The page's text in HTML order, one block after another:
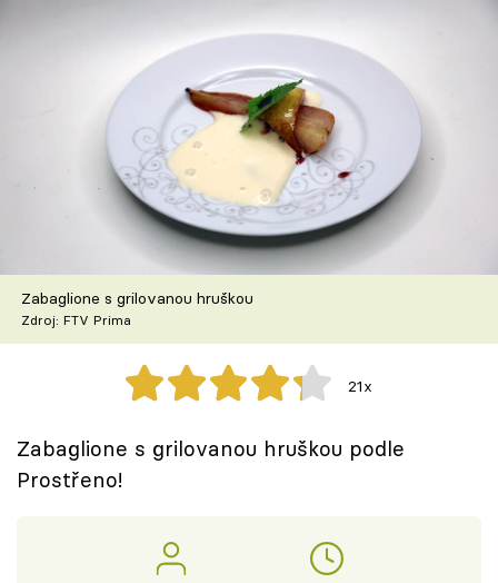
TV Program
Škola vaření
Recepty z TV
Speciál: Cuketa
Těhotnej kuchař
Sledujte prima+
Zabaglione s grilovanou hruškou
Zdroj: FTV Prima
21x
Zabaglione s grilovanou hruškou podle
Prostřeno!